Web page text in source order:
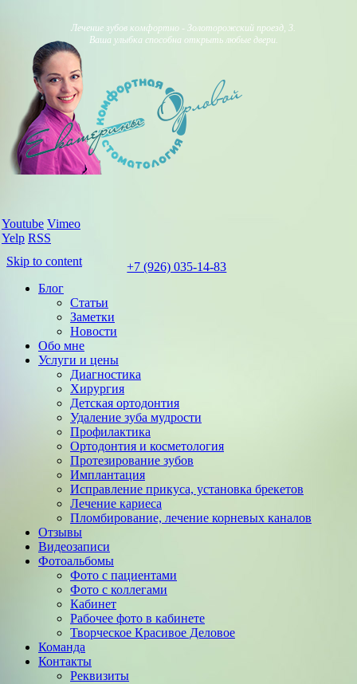
Лечение зубов комфортно - Золоторожский проезд, 3.
Ваша улыбка способна открыть любые двери.
Youtube Vimeo
Yelp RSS
+7 (926) 035-14-83
Skip to content
Блог
Статьи
Заметки
Новости
Обо мне
Услуги и цены
Диагностика
Хирургия
Детская ортодонтия
Удаление зуба мудрости
Профилактика
Ортодонтия и косметология
Протезирование зубов
Имплантация
Исправление прикуса, установка брекетов
Лечение кариеса
Пломбирование, лечение корневых каналов
Отзывы
Видеозаписи
Фотоальбомы
Фото с пациентами
Фото с коллегами
Кабинет
Рабочее фото в кабинете
Творческое Красивое Деловое
Команда
Контакты
Реквизиты